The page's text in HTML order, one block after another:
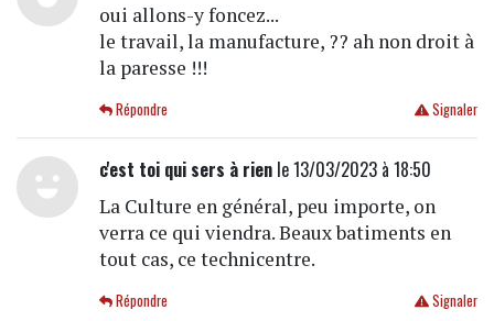
oui allons-y foncez...
le travail, la manufacture, ?? ah non droit à
la paresse !!!
Signaler
Répondre
c'est toi qui sers à rienle 13/03/2023 à 18:50
La Culture en général, peu importe, on
verra ce qui viendra. Beaux batiments en
tout cas, ce technicentre.
Signaler
Répondre